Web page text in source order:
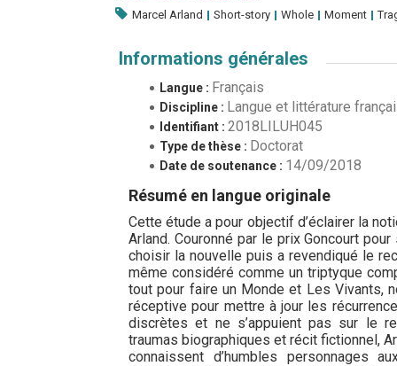
Marcel Arland Short-story Whole Moment
Informations générales
Langue : Français
Discipline : Langue et littérature
Identifiant : 2018LILUH045
Type de thèse : Doctorat
Date de soutenance : 14/09/2018
Résumé en langue originale
Cette étude a pour objectif d’éclairer la
Arland. Couronné par le prix Goncourt
choisir la nouvelle puis a revendiqué le
même considéré comme un triptyque
tout pour faire un Monde et Les Vivants,
réceptive pour mettre à jour les
discrètes et ne s’appuient pas sur le
traumas biographiques et récit fictionnel,
connaissent d’humbles personnages